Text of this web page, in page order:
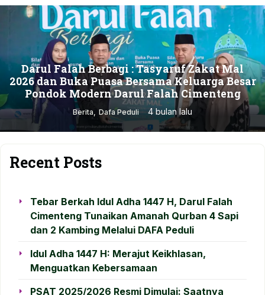
Darul Falah Berbagi : Tasyaruf Zakat Mal
2026 dan Buka Puasa Bersama Keluarga Besar
Pondok Modern Darul Falah Cimenteng
Berita Dafa Peduli 4 bulan lalu
Recent Posts
Tebar Berkah Idul Adha 1447 H, Darul Falah
Cimenteng Tunaikan Amanah Qurban 4 Sapi
dan 2 Kambing Melalui DAFA Peduli
Idul Adha 1447 H: Merajut Keikhlasan,
Menguatkan Kebersamaan
PSAT 2025/2026 Resmi Dimulai: Saatnya